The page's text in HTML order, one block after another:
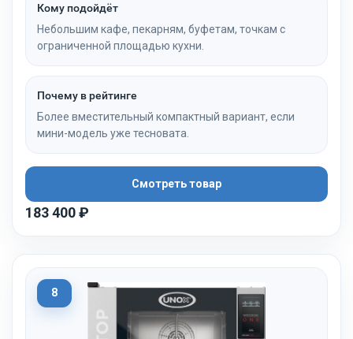
Кому подойдёт
Небольшим кафе, пекарням, буфетам, точкам с
ограниченной площадью кухни.
Почему в рейтинге
Более вместительный компактный вариант, если
мини-модель уже тесновата.
Смотреть товар
183 400 ₽
8